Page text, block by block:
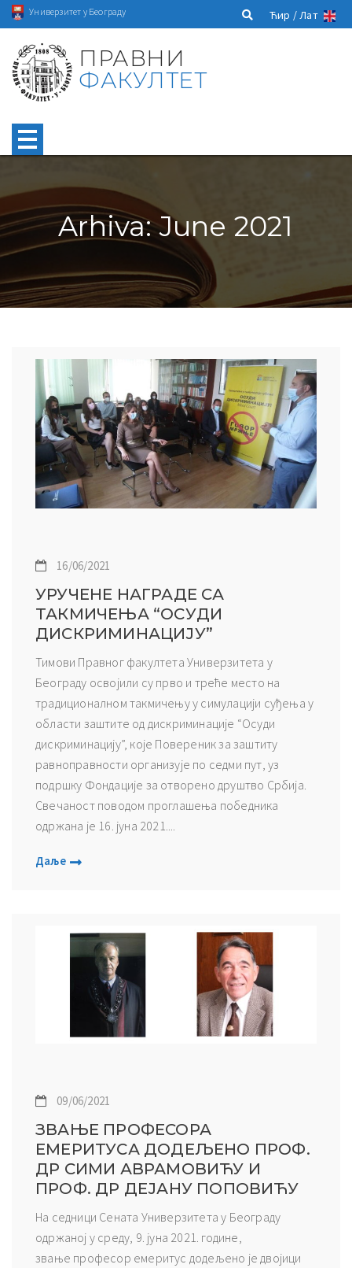
Универзитет у Београду Ћир /Лат
ПРАВНИ
ФАКУЛТЕТ
Arhiva: June 2021
16/06/2021
УРУЧЕНЕ НАГРАДЕ СА
ТАКМИЧЕЊА “ОСУДИ
ДИСКРИМИНАЦИЈУ”
Тимови Правног факултета Универзитета у
Београду освојили су прво и треће место на
традиционалном такмичењу у симулацији суђења у
области заштите од дискриминације “Осуди
дискриминацију”, које Повереник за заштиту
равноправности организује по седми пут, уз
подршку Фондације за отворено друштво Србија.
Свечаност поводом проглашења победника
одржана је 16. јуна 2021....
Даље
09/06/2021
ЗВАЊЕ ПРОФЕСОРА
ЕМЕРИТУСА ДОДЕЉЕНО ПРОФ.
ДР СИМИ АВРАМОВИЋУ И
ПРОФ. ДР ДЕЈАНУ ПОПОВИЋУ
На седници Сената Универзитета у Београду
одржаној у среду, 9. јуна 2021. године,
звање професор емеритус додељено је двојици